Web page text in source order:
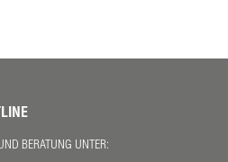
BERATUNG UNTER: